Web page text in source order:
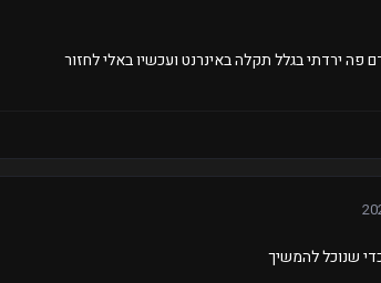
פה ירדתי בגלל תקלה באינרנט ועכשיו באלי לחזור
שנוכל להמשיך